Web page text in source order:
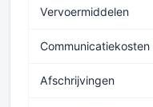
Vervoermiddelen
Communicatiekosten
Afschrijvingen